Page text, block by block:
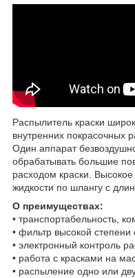
Распылитель краски
внутренних покрасочных
Один аппарат
обрабатывать большие
расходом краски.
жидкости по шлангу с
О преимуществах:
• транспортабельность,
• фильтр высокой степени
• электронный контроль
• работа с красками на
• распыление одно или